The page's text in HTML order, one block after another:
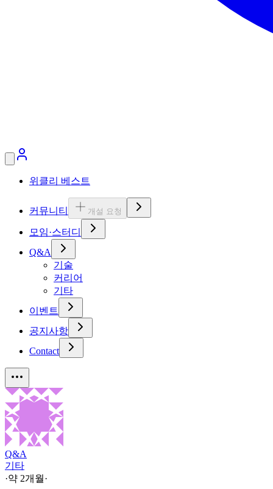
위클리 베스트
커뮤니티 개설 요청
모임·스터디
Q&A
기술
커리어
기타
이벤트
공지사항
Contact
Q&A
기타
·약 2개월·